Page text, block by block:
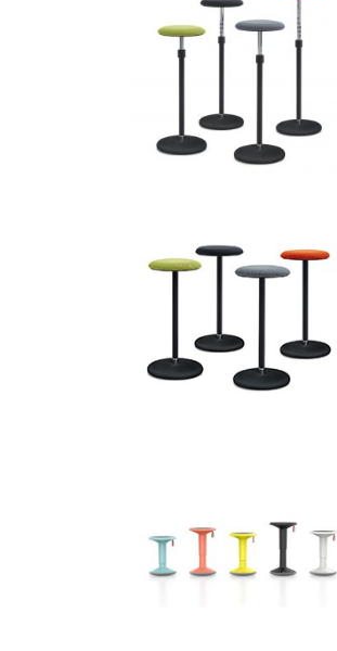
Bureaustoelen
GIRSBERGER SWAY
Bureaustoelen